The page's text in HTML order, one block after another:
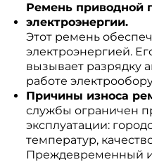
Ремень приводной
электроэнергии.
Этот ремень
электроэнергией.
вызывает разрядку
работе
Причины износа
службы ограничен
эксплуатации:
температур,
Преждевременный